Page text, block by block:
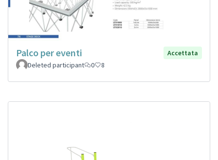
Palco per eventi
Accettata
Deleted participant
0 8